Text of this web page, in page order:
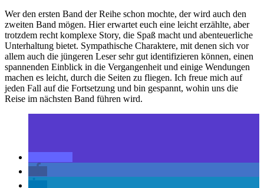
Wer den ersten Band der Reihe schon mochte, der wird auch den
zweiten Band mögen. Hier erwartet euch eine leicht erzählte, aber
trotzdem recht komplexe Story, die Spaß macht und abenteuerliche
Unterhaltung bietet. Sympathische Charaktere, mit denen sich vor
allem auch die jüngeren Leser sehr gut identifizieren können, einen
spannenden Einblick in die Vergangenheit und einige Wendungen
machen es leicht, durch die Seiten zu fliegen. Ich freue mich auf
jeden Fall auf die Fortsetzung und bin gespannt, wohin uns die
Reise im nächsten Band führen wird.